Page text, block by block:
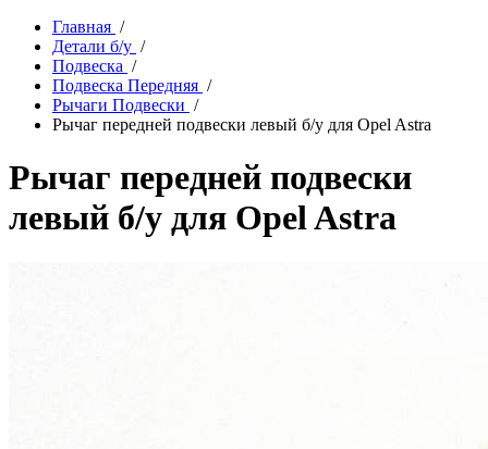
Главная /
Детали б/у /
Подвеска /
Подвеска Передняя /
Рычаги Подвески /
Рычаг передней подвески левый б/у для Opel Astra
Рычаг передней подвески
левый б/у для Opel Astra